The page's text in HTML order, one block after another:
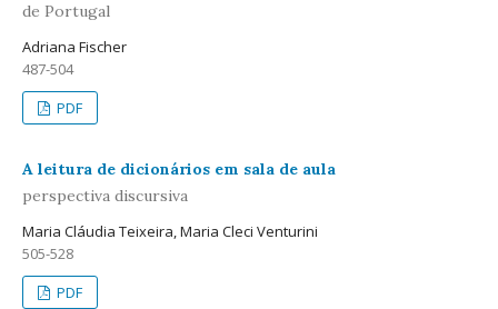
de Portugal
Adriana Fischer
487-504
PDF
A leitura de dicionários em sala de aula
perspectiva discursiva
Maria Cláudia Teixeira, Maria Cleci Venturini
505-528
PDF